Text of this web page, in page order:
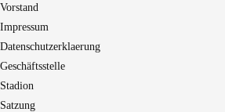
Vorstand
Impressum
Datenschutzerklaerung
Geschäftsstelle
Stadion
Satzung